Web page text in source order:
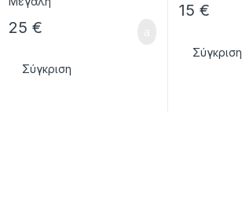
25 €
Σύγκριση
15€
Σύγκριση